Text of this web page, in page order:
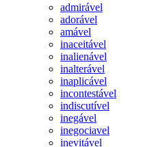
admirável
adorável
amável
inaceitável
inalienável
inalterável
inaplicável
incontestável
indiscutível
inegável
inegociavel
inevitável